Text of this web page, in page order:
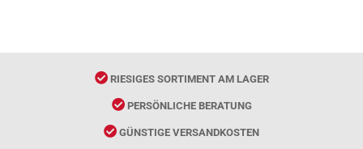
RIESIGES SORTIMENT AM LAGER
PERSÖNLICHE BERATUNG
GÜNSTIGE VERSANDKOSTEN